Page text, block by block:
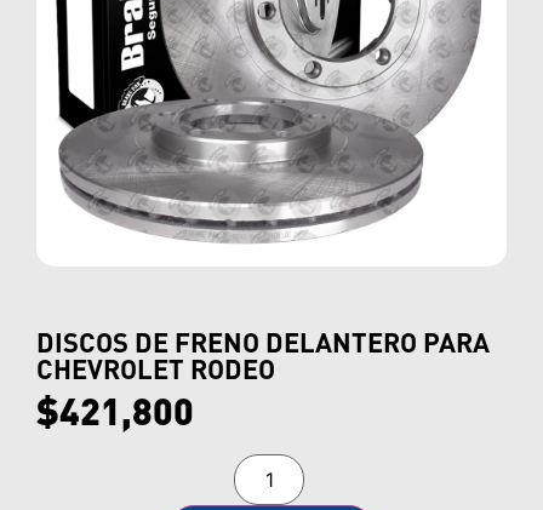
DISCOS DE FRENO DELANTERO PARA
CHEVROLET RODEO
$421,800